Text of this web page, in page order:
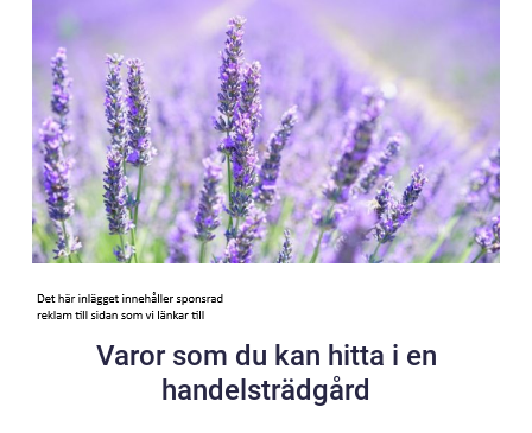
Varor som du kan hitta i en
handelsträdgård